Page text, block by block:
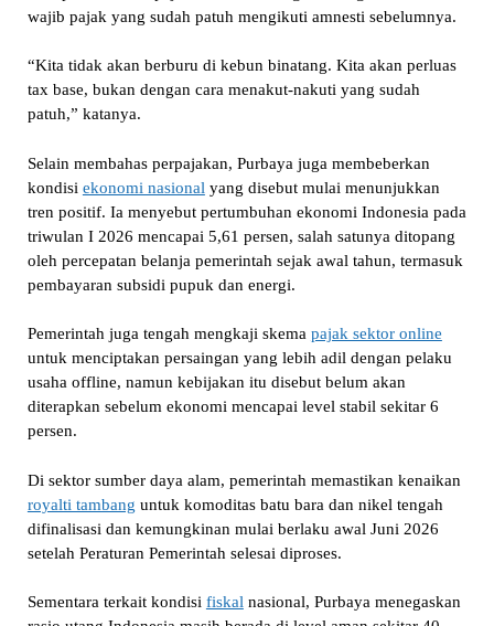
wajib pajak yang sudah patuh mengikuti amnesti sebelumnya.
“Kita tidak akan berburu di kebun binatang. Kita akan perluas
tax base, bukan dengan cara menakut-nakuti yang sudah
patuh,” katanya.
Selain membahas perpajakan, Purbaya juga membeberkan
kondisi ekonomi nasional yang disebut mulai menunjukkan
tren positif. Ia menyebut pertumbuhan ekonomi Indonesia pada
triwulan I 2026 mencapai 5,61 persen, salah satunya ditopang
oleh percepatan belanja pemerintah sejak awal tahun, termasuk
pembayaran subsidi pupuk dan energi.
Pemerintah juga tengah mengkaji skema pajak sektor online
untuk menciptakan persaingan yang lebih adil dengan pelaku
usaha offline, namun kebijakan itu disebut belum akan
diterapkan sebelum ekonomi mencapai level stabil sekitar 6
persen.
Di sektor sumber daya alam, pemerintah memastikan kenaikan
royalti tambang untuk komoditas batu bara dan nikel tengah
difinalisasi dan kemungkinan mulai berlaku awal Juni 2026
setelah Peraturan Pemerintah selesai diproses.
Sementara terkait kondisi fiskal nasional, Purbaya menegaskan